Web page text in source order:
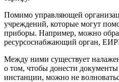
Помимо управляющей
учреждений, которые могут
приборы. Например, можно
ресурсоснабжающий орган,
Между ними существует
о том, чтобы донести
инстанции, можно не